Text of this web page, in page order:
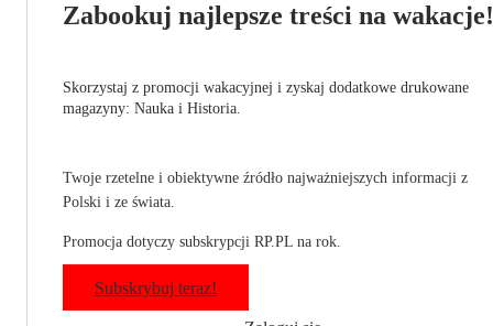
Zabookuj najlepsze treści na wakacje!
Skorzystaj z promocji wakacyjnej i zyskaj dodatkowe drukowane
magazyny: Nauka i Historia.
Twoje rzetelne i obiektywne źródło najważniejszych informacji z
Polski i ze świata.
Promocja dotyczy subskrypcji RP.PL na rok.
Subskrybuj teraz!